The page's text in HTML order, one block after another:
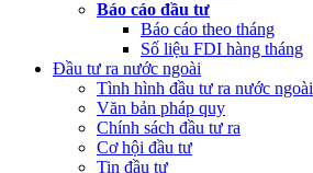
Báo cáo đầu tư
Báo cáo theo tháng
Số liệu FDI hàng tháng
Đầu tư ra nước ngoài
Tình hình đầu tư ra nước ngoài
Văn bản pháp quy
Chính sách đầu tư ra
Cơ hội đầu tư
Tin đầu tư